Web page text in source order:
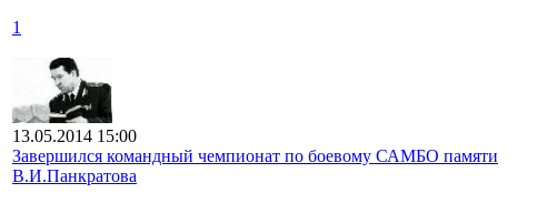
1
13.05.2014 15:00
Завершился командный чемпионат по боевому САМБО памяти
В.И.Панкратова